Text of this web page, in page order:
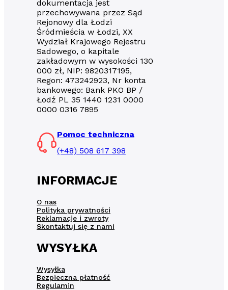
dokumentacja jest
przechowywana przez Sąd
Rejonowy dla Łodzi
Śródmieścia w Łodzi, XX
Wydział Krajowego Rejestru
Sadowego, o kapitale
zakładowym w wysokości 130
000 zł, NIP: 9820317195,
Regon: 473242923, Nr konta
bankowego: Bank PKO BP /
Łodź PL 35 1440 1231 0000
0000 0316 7895
Pomoc techniczna
(+48) 508 617 398
INFORMACJE
O nas
Polityka prywatności
Reklamacje i zwroty
Skontaktuj się z nami
WYSYŁKA
Wysyłka
Bezpieczna płatność
Regulamin